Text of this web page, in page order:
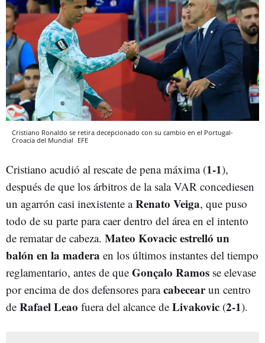
Cristiano Ronaldo se retira decepcionado con su cambio en el Portugal-
Croacia del Mundial EFE
Cristiano acudió al rescate de pena máxima (1-1),
después de que los árbitros de la sala VAR concediesen
un agarrón casi inexistente aRenato Veiga, que puso
todo de su parte para caer dentro del área en el intento
de rematar de cabeza. Mateo Kovacic estrelló un
balón en la madera en los últimos instantes del tiempo
reglamentario, antes de que Gonçalo Ramos se elevase
por encima de dos defensores paracabecearun centro
de Rafael Leao fuera del alcance de Livakovic (2-1).